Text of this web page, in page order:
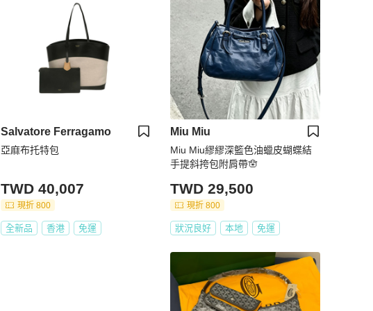
Salvatore Ferragamo
亞麻布托特包
TWD 40,007
現折 800
全新品 香港 免運
Miu Miu
​​Miu Miu繆繆深籃色油蠟皮蝴蝶結
手提斜挎包​​附肩帶🪬
TWD 29,500
現折 800
狀況良好 本地 免運